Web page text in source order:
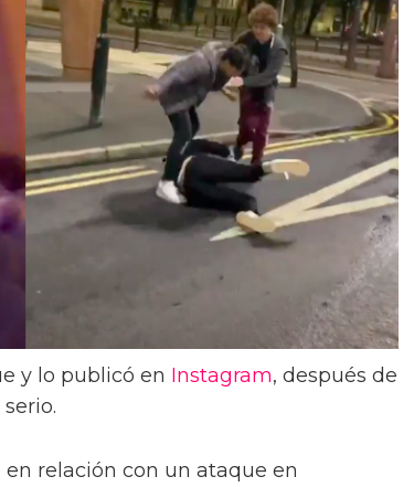
y lo publicó en Instagram, después de
relación con un ataque en